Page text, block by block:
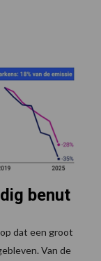
benut
dat een groot
Van de